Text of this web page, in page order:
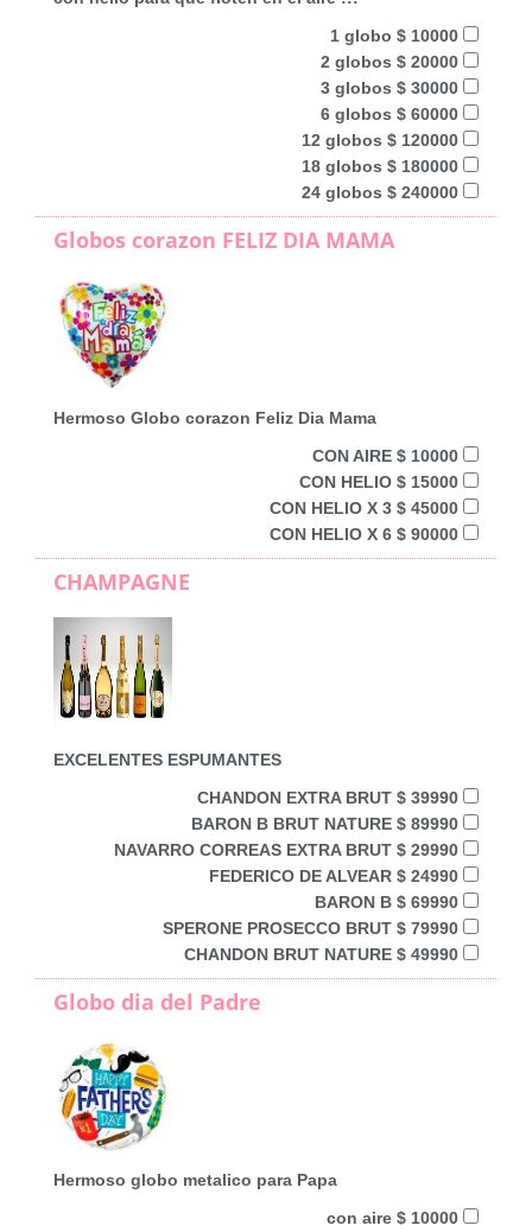
1 globo $ 10000
2 globos $ 20000
3 globos $ 30000
6 globos $ 60000
12 globos $ 120000
18 globos $ 180000
24 globos $ 240000
Globos corazon FELIZ DIA MAMA
Hermoso Globo corazon Feliz Dia Mama
CON AIRE $ 10000
CON HELIO $ 15000
CON HELIO X 3 $ 45000
CON HELIO X 6 $ 90000
CHAMPAGNE
EXCELENTES ESPUMANTES
CHANDON EXTRA BRUT $ 39990
BARON B BRUT NATURE $ 89990
NAVARRO CORREAS EXTRA BRUT $ 29990
FEDERICO DE ALVEAR $ 24990
BARON B $ 69990
SPERONE PROSECCO BRUT $ 79990
CHANDON BRUT NATURE $ 49990
Globo dia del Padre
Hermoso globo metalico para Papa
con aire $ 10000